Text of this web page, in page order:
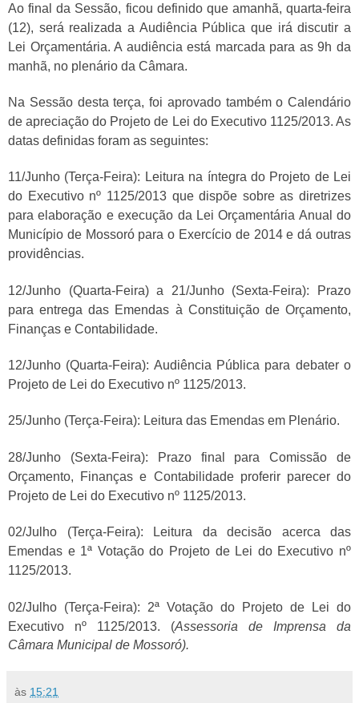
Ao final da Sessão, ficou definido que amanhã, quarta-feira
(12), será realizada a Audiência Pública que irá discutir a
Lei Orçamentária. A audiência está marcada para as 9h da
manhã, no plenário da Câmara.
Na Sessão desta terça, foi aprovado também o Calendário
de apreciação do Projeto de Lei do Executivo 1125/2013. As
datas definidas foram as seguintes:
11/Junho (Terça-Feira): Leitura na íntegra do Projeto de Lei
do Executivo nº 1125/2013 que dispõe sobre as diretrizes
para elaboração e execução da Lei Orçamentária Anual do
Município de Mossoró para o Exercício de 2014 e dá outras
providências.
12/Junho (Quarta-Feira) a 21/Junho (Sexta-Feira): Prazo
para entrega das Emendas à Constituição de Orçamento,
Finanças e Contabilidade.
12/Junho (Quarta-Feira): Audiência Pública para debater o
Projeto de Lei do Executivo nº 1125/2013.
25/Junho (Terça-Feira): Leitura das Emendas em Plenário.
28/Junho (Sexta-Feira): Prazo final para Comissão de
Orçamento, Finanças e Contabilidade proferir parecer do
Projeto de Lei do Executivo nº 1125/2013.
02/Julho (Terça-Feira): Leitura da decisão acerca das
Emendas e 1ª Votação do Projeto de Lei do Executivo nº
1125/2013.
02/Julho (Terça-Feira): 2ª Votação do Projeto de Lei do
Executivo nº 1125/2013. (Assessoria de Imprensa da
Câmara Municipal de Mossoró).
às 15:21